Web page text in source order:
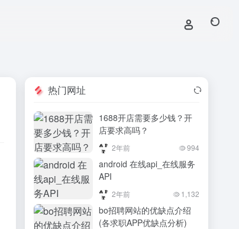
热门网址
1688开店需要多少钱？开
店要求高吗？
2年前 994
android 在线api_在线服务
API
2年前 1,132
bo招聘网站的优缺点介绍
(各求职APP优缺点分析)